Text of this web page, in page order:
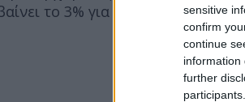
sensitive
confirm
continue
information
further
το 3% για την Άμυνα.